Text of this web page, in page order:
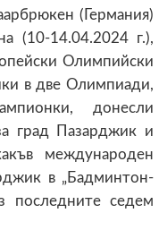
(Германия)
(10-14.04.2024 г.),
Олимпийски
в две Олимпиади,
донесли
град Пазарджик и
международен
в „Бадминтон-
последните седем